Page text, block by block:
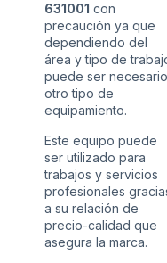
631001 con
precaución ya que
dependiendo del
área y tipo de
puede ser necesario
otro tipo de
equipamiento.
Este equipo puede
ser utilizado para
trabajos y servicios
profesionales
a su relación de
precio-calidad que
asegura la marca.